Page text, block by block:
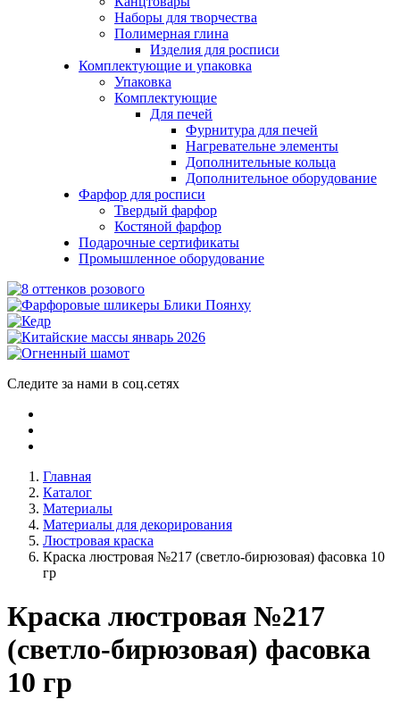
Наборы для творчества
Полимерная глина
Изделия для росписи
Комплектующие и упаковка
Упаковка
Комплектующие
Для печей
Фурнитура для печей
Нагревательне элементы
Дополнительные кольца
Дополнительное оборудование
Фарфор для росписи
Твердый фарфор
Костяной фарфор
Подарочные сертификаты
Промышленное оборудование
Следите за нами в соц.сетях
Главная
Каталог
Материалы
Материалы для декорирования
Люстровая краска
Краска люстровая №217 (светло-бирюзовая) фасовка 10
гр
Краска люстровая №217
(светло-бирюзовая) фасовка
10 гр